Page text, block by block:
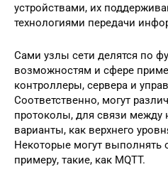
устройствами, их
технологиями передачи
Сами узлы сети делятся по
возможностям и сфере
контроллеры, сервера и
Соответственно, могут
протоколы, для связи между
варианты, как верхнего
Некоторые могут выполнять
примеру, такие, как MQTT.